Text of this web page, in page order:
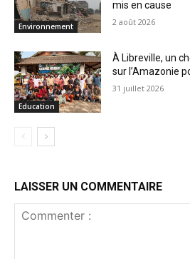
Environnement
mis en cause
2 août 2026
Education
À Libreville, un
sur l’Amazonie
31 juillet 2026
LAISSER UN COMMENTAIRE